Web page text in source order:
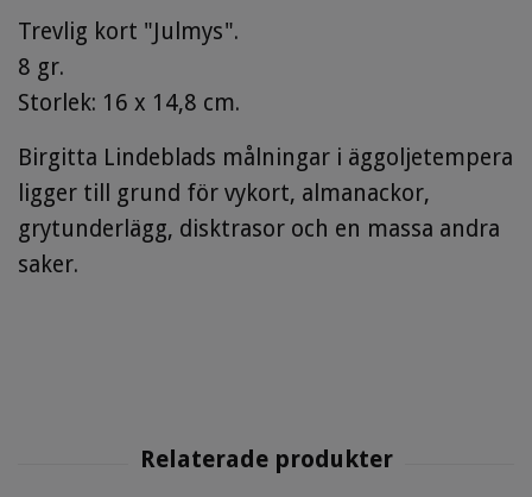
Trevlig kort "Julmys".
8 gr.
Storlek: 16 x 14,8 cm.
Birgitta Lindeblads målningar i äggoljetempera
ligger till grund för vykort, almanackor,
grytunderlägg, disktrasor och en massa andra
saker.